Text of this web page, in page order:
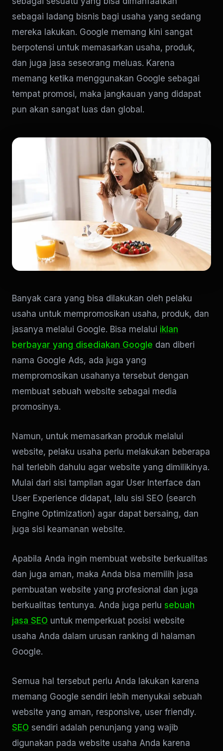
sebagai ladang bisnis bagi usaha yang sedang
mereka lakukan. Google memang kini sangat
berpotensi untuk memasarkan usaha, produk,
dan juga jasa seseorang meluas. Karena
memang ketika menggunakan Google sebagai
tempat promosi, maka jangkauan yang didapat
pun akan sangat luas dan global.
Banyak cara yang bisa dilakukan oleh pelaku
usaha untuk mempromosikan usaha, produk, dan
jasanya melalui Google. Bisa melalui iklan
berbayar yang disediakan Google dan diberi
nama Google Ads, ada juga yang
mempromosikan usahanya tersebut dengan
membuat sebuah website sebagai media
promosinya.
Namun, untuk memasarkan produk melalui
website, pelaku usaha perlu melakukan beberapa
hal terlebih dahulu agar website yang dimilikinya.
Mulai dari sisi tampilan agar User Interface dan
User Experience didapat, lalu sisi SEO (search
Engine Optimization) agar dapat bersaing, dan
juga sisi keamanan website.
Apabila Anda ingin membuat website berkualitas
dan juga aman, maka Anda bisa memilih jasa
pembuatan website yang profesional dan juga
berkualitas tentunya. Anda juga perlu sebuah
jasa SEO untuk memperkuat posisi website
usaha Anda dalam urusan ranking di halaman
Google.
Semua hal tersebut perlu Anda lakukan karena
memang Google sendiri lebih menyukai sebuah
website yang aman, responsive, user friendly.
SEO sendiri adalah penunjang yang wajib
digunakan pada website usaha Anda karena